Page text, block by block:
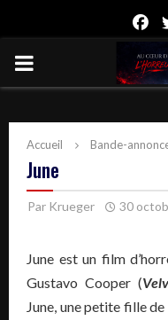
PRIMARY
Accueil Bande-
June
Par Krueger 30
June est un film
Gustavo Cooper (
June, une petite fille